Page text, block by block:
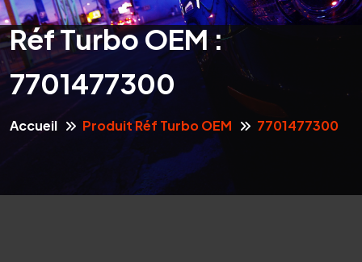
Réf Turbo OEM :
7701477300
Accueil Produit Réf Turbo OEM 7701477300